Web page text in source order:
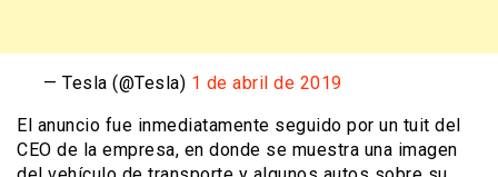
— Tesla (@Tesla) 1 de abril de 2019
El anuncio fue inmediatamente seguido por un tuit del
CEO de la empresa, en donde se muestra una imagen